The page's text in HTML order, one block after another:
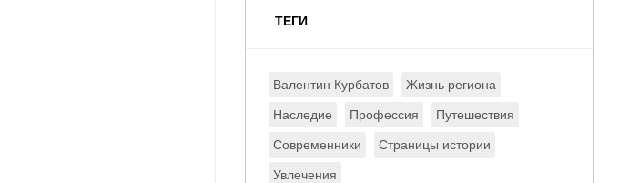
ТЕГИ
Валентин Курбатов Жизнь региона
Наследие Профессия Путешествия
Современники Страницы истории
Увлечения